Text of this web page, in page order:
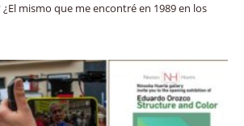
mismo que me encontré en 1989 en los